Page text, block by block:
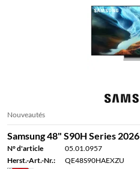
Nouveautés
Samsung 48" S90H Series 2026
N° d'article
05.01.0957
Herst.-Art.-Nr.:
QE48S90HAEXZU